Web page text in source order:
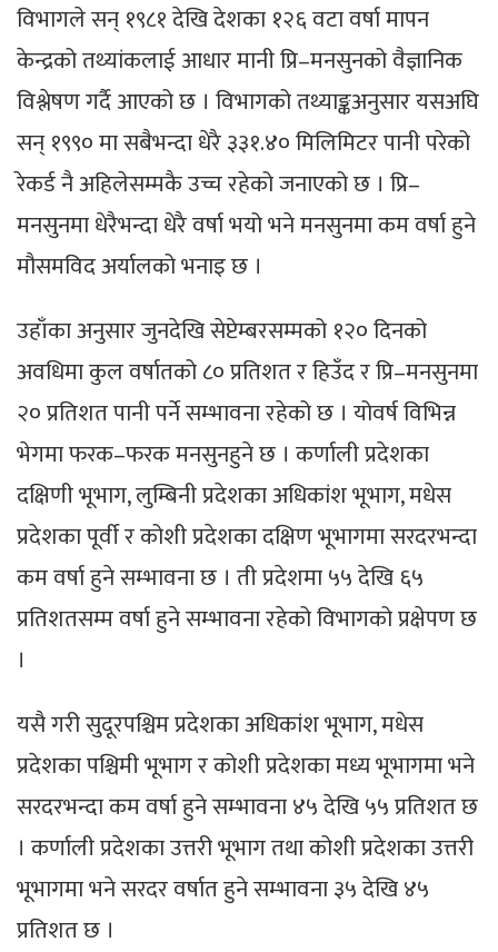
विभागले सन् १९८१ देखि देशका १२६ वटा वर्षा मापन
केन्द्रको तथ्यांकलाई आधार मानी प्रि–मनसुनको वैज्ञानिक
विश्लेषण गर्दै आएको छ । विभागको तथ्याङ्कअनुसार यसअघि
सन् १९९० मा सबैभन्दा धेरै ३३१.४० मिलिमिटर पानी परेको
रेकर्ड नै अहिलेसम्मकै उच्च रहेको जनाएको छ । प्रि–
मनसुनमा धेरैभन्दा धेरै वर्षा भयो भने मनसुनमा कम वर्षा हुने
मौसमविद अर्यालको भनाइ छ ।
उहाँका अनुसार जुनदेखि सेप्टेम्बरसम्मको १२० दिनको
अवधिमा कुल वर्षातको ८० प्रतिशत र हिउँद र प्रि–मनसुनमा
२० प्रतिशत पानी पर्ने सम्भावना रहेको छ । योवर्ष विभिन्न
भेगमा फरक–फरक मनसुनहुने छ । कर्णाली प्रदेशका
दक्षिणी भूभाग, लुम्बिनी प्रदेशका अधिकांश भूभाग, मधेस
प्रदेशका पूर्वी र कोशी प्रदेशका दक्षिण भूभागमा सरदरभन्दा
कम वर्षा हुने सम्भावना छ । ती प्रदेशमा ५५ देखि ६५
प्रतिशतसम्म वर्षा हुने सम्भावना रहेको विभागको प्रक्षेपण छ
।
यसै गरी सुदूरपश्चिम प्रदेशका अधिकांश भूभाग, मधेस
प्रदेशका पश्चिमी भूभाग र कोशी प्रदेशका मध्य भूभागमा भने
सरदरभन्दा कम वर्षा हुने सम्भावना ४५ देखि ५५ प्रतिशत छ
। कर्णाली प्रदेशका उत्तरी भूभाग तथा कोशी प्रदेशका उत्तरी
भूभागमा भने सरदर वर्षात हुने सम्भावना ३५ देखि ४५
प्रतिशत छ ।